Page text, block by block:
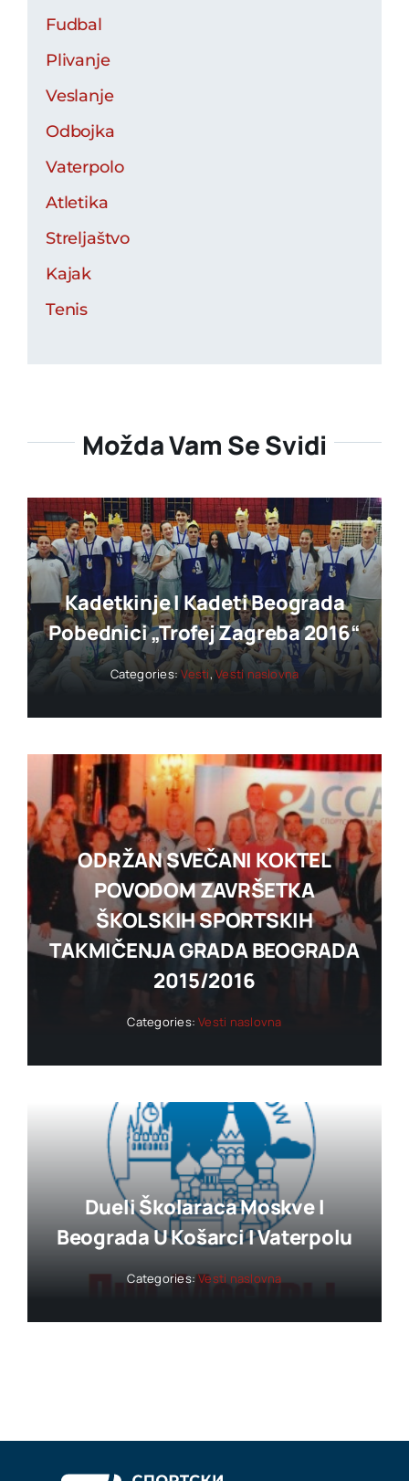
Fudbal
Plivanje
Veslanje
Odbojka
Vaterpolo
Atletika
Streljaštvo
Kajak
Tenis
Možda Vam Se Svidi
Kadetkinje I Kadeti Beograda
Pobednici „trofej Zagreba 2016“
Categories:Vesti,Vesti naslovna
ODRŽAN SVEČANI KOKTEL
POVODOM ZAVRŠETKA
ŠKOLSKIH SPORTSKIH
TAKMIČENJA GRADA BEOGRADA
2015/2016
Categories:Vesti naslovna
Dueli Školaraca Moskve I
Beograda U Košarci I Vaterpolu
Categories:Vesti naslovna